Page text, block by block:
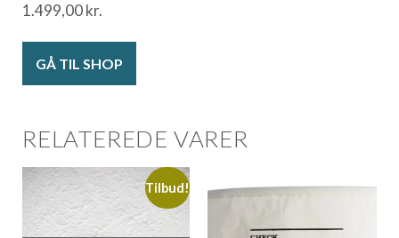
1.499,00kr.
GÅ TIL SHOP
RELATEREDE VARER
Tilbud!